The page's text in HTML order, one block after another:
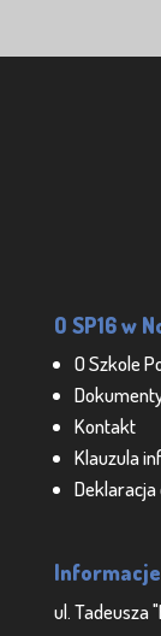
O SP16 w
O Szkole
Kontakt
Klauzula
ul. Tadeusza